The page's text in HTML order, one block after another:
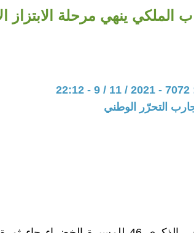
الملكي ينهي مرحلة الابتزاز
التحرّر الوطني